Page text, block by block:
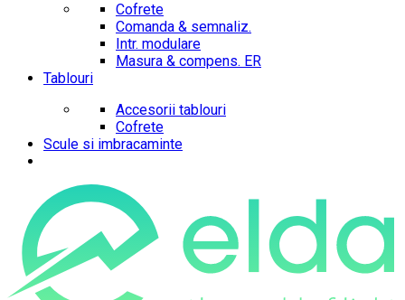
Cofrete
Comanda & semnaliz.
Intr. modulare
Masura & compens. ER
Tablouri
Accesorii tablouri
Cofrete
Scule si imbracaminte